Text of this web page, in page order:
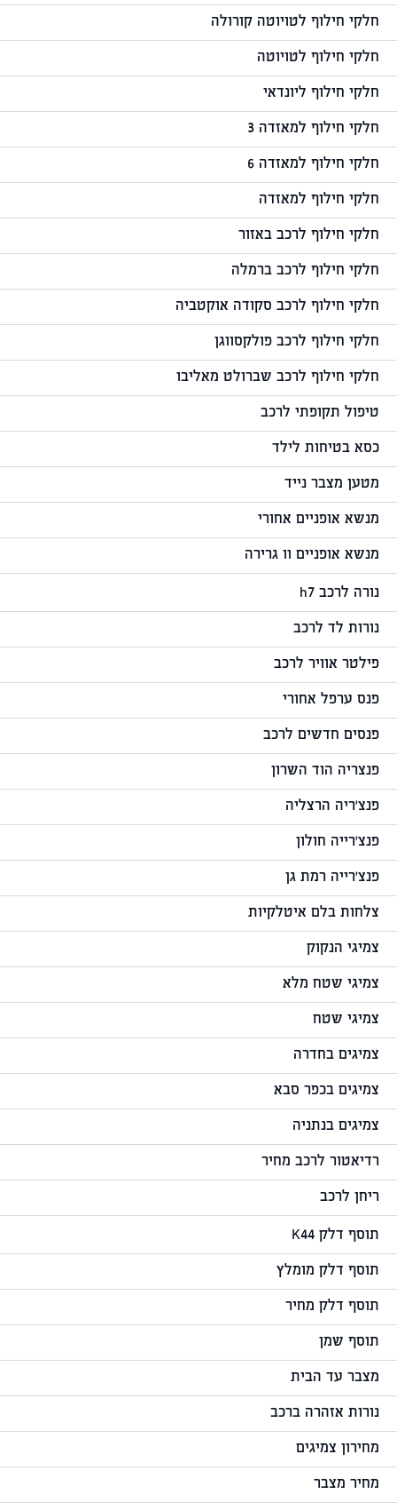
חלקי חילוף לטויוטה קורולה
חלקי חילוף לטויוטה
חלקי חילוף ליונדאי
חלקי חילוף למאזדה 3
חלקי חילוף למאזדה 6
חלקי חילוף למאזדה
חלקי חילוף לרכב באזור
חלקי חילוף לרכב ברמלה
חלקי חילוף לרכב סקודה אוקטביה
חלקי חילוף לרכב פולקסווגן
חלקי חילוף לרכב שברולט מאליבו
טיפול תקופתי לרכב
כסא בטיחות לילד
מטען מצבר נייד
מנשא אופניים אחורי
מנשא אופניים וו גרירה
נורה לרכב h7
נורות לד לרכב
פילטר אוויר לרכב
פנס ערפל אחורי
פנסים חדשים לרכב
פנצריה הוד השרון
פנצ'ריה הרצליה
פנצ'רייה חולון
פנצ'רייה רמת גן
צלחות בלם איטלקיות
צמיגי הנקוק
צמיגי שטח מלא
צמיגי שטח
צמיגים בחדרה
צמיגים בכפר סבא
צמיגים בנתניה
רדיאטור לרכב מחיר
ריחן לרכב
תוסף דלק K44
תוסף דלק מומלץ
תוסף דלק מחיר
תוסף שמן
מצבר עד הבית
נורות אזהרה ברכב
מחירון צמיגים
מחיר מצבר